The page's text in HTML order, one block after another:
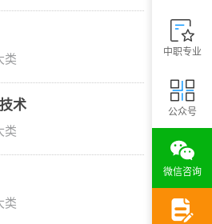
类
术
类
类
中职专业
公众号
微信咨询